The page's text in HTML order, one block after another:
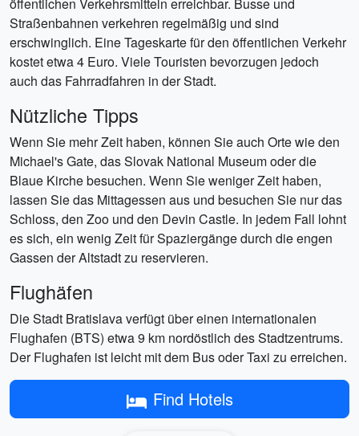
Straßenbahnen verkehren regelmäßig und sind
erschwinglich. Eine Tageskarte für den öffentlichen Verkehr
kostet etwa 4 Euro. Viele Touristen bevorzugen jedoch
auch das Fahrradfahren in der Stadt.
Nützliche Tipps
Wenn Sie mehr Zeit haben, können Sie auch Orte wie den
Michael's Gate, das Slovak National Museum oder die
Blaue Kirche besuchen. Wenn Sie weniger Zeit haben,
lassen Sie das Mittagessen aus und besuchen Sie nur das
Schloss, den Zoo und den Devin Castle. In jedem Fall lohnt
es sich, ein wenig Zeit für Spaziergänge durch die engen
Gassen der Altstadt zu reservieren.
Flughäfen
Die Stadt Bratislava verfügt über einen internationalen
Flughafen (BTS) etwa 9 km nordöstlich des Stadtzentrums.
Der Flughafen ist leicht mit dem Bus oder Taxi zu erreichen.
Find Hotels